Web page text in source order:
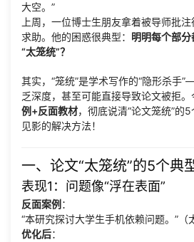
大空。”
上周，一位博士生朋友拿着被导师批
求助。他的困惑很典型： 明明每个部
“太笼统”？
其实，“笼统”是学术写作的“隐形杀手
乏深度，甚至可能直接导致论文被拒
例+反面教材，彻底说清“论文笼统”的
见影的解决方法！
一、论文“太笼统”的5个典
表现1：问题像“浮在表面”
反面案例 ：
“本研究探讨大学生手机依赖问题。”（
优化后：